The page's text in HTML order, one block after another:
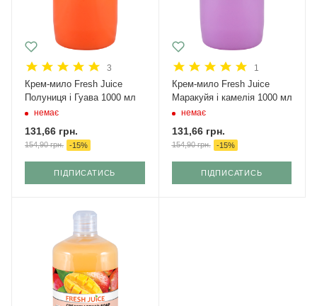
3
Крем-мило Fresh Juice
Полуниця і Гуава 1000 мл
немає
131,66 грн.
154,90грн. -15%
ПІДПИСАТИСЬ
1
Крем-мило Fresh Juice
Маракуйя і камелія 1000 мл
немає
131,66грн.
154,90грн. -15%
ПІДПИСАТИСЬ